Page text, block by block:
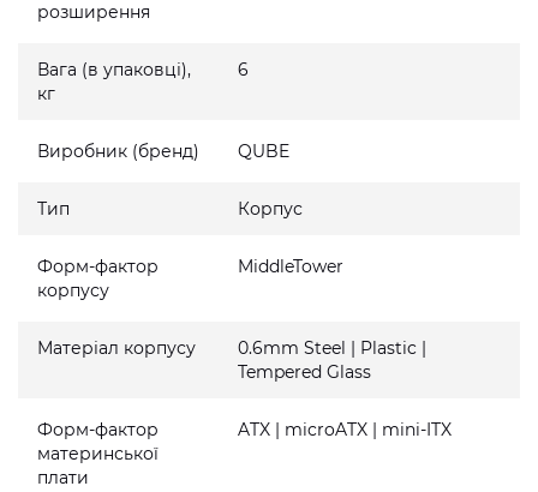
розширення
Вага (в упаковці),
кг
6
Виробник (бренд) QUBE
Тип Корпус
Форм-фактор
корпусу
MiddleTower
Матеріал корпусу
0.6mm Steel | Plastic |
Tempered Glass
Форм-фактор
материнської
плати
ATX | microATX | mini-ITX